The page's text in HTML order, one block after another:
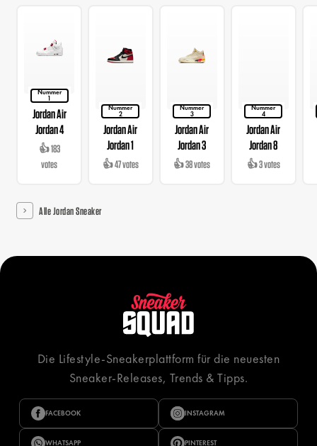
Nummer
1
Jordan Air
Jordan 4
👍 183
votes
Nummer
2
Jordan Air
Jordan 1
👍 47 votes
Nummer
3
Jordan Air
Jordan 3
👍 38 votes
Nummer
4
Jordan Air
Jordan 8
👍 3 votes
Alle Jordan Sneaker
Die Lifestyle-Sneakerplattform für die neuesten
Sneaker-Releases, Trends & Tipps.
FACEBOOK INSTAGRAM
WHATSAPP PINTEREST